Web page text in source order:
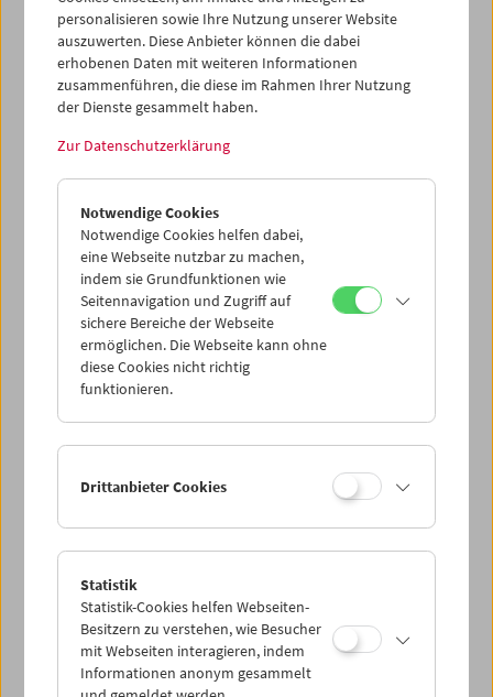
English language or subtitles
< Vorherige Woche
Mo 11.7.
Di 12.7.
Mi 13.7.
Do 14.7.
Sa 16.7.
PROGRAMM ÜBERBLICK
personalisieren sowie Ihre Nutzung unserer Website
auszuwerten. Diese Anbieter können die dabei
erhobenen Daten mit weiteren Informationen
zusammenführen, die diese im Rahmen Ihrer Nutzung
der Dienste gesammelt haben.
Zur Datenschutzerklärung
Notwendige Cookies
Notwendige Cookies helfen dabei,
eine Webseite nutzbar zu machen,
indem sie Grundfunktionen wie
Seitennavigation und Zugriff auf
sichere Bereiche der Webseite
ermöglichen. Die Webseite kann ohne
diese Cookies nicht richtig
funktionieren.
Drittanbieter Cookies
Statistik
Statistik-Cookies helfen Webseiten-
Besitzern zu verstehen, wie Besucher
mit Webseiten interagieren, indem
Informationen anonym gesammelt